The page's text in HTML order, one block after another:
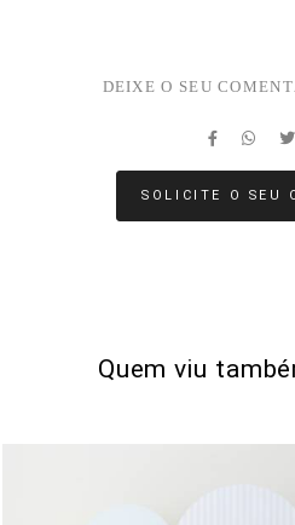
DEIXE O SEU
SOLICITE O SEU
Quem viu